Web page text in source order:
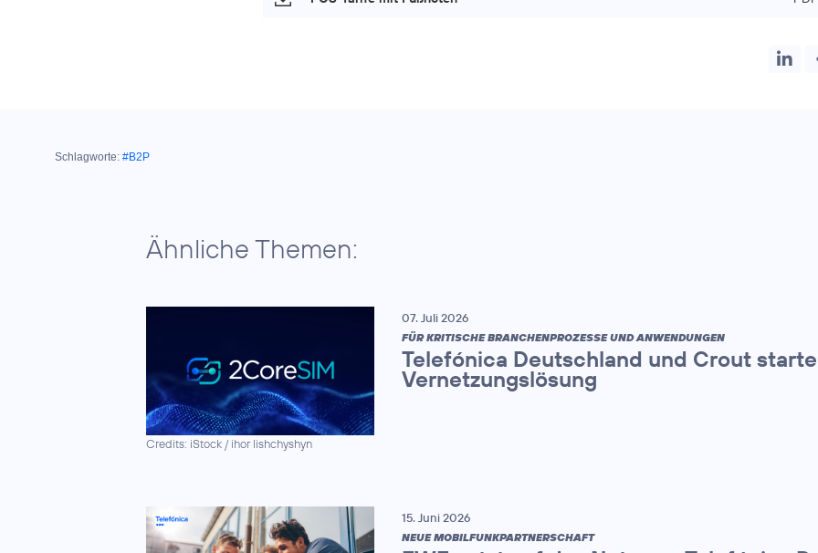
Schlagworte: #B2P
Ähnliche Themen:
Credits: iStock / ihor lishchyshyn
07. Juli 2026
FÜR KRITISCHE BRANCHENPROZESSE UND ANWENDUNGEN
Telefónica Deutschland und Crout
Vernetzungslösung
15. Juni 2026
NEUE MOBILFUNKPARTNERSCHAFT